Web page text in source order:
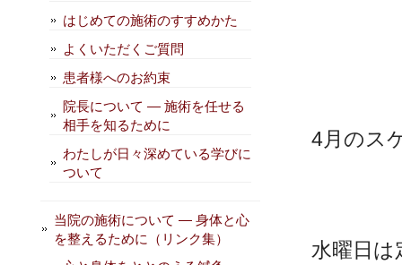
4月のス
水曜日
はじめての施術のすすめかた
よくいただくご質問
患者様へのお約束
院長について — 施術を任せる
相手を知るために
わたしが日々深めている学びに
ついて
当院の施術について — 身体と心
を整えるために（リンク集）